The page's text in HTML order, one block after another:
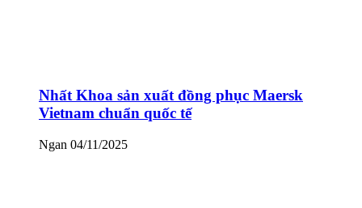
Nhất Khoa sản xuất đồng phục Maersk
Vietnam chuẩn quốc tế
Ngan 04/11/2025